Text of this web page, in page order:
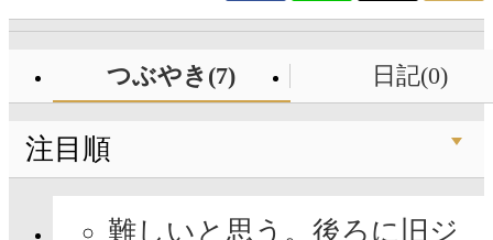
つぶやき(7) 日記(0)
注目順
難しいと思う。後ろに旧ジ